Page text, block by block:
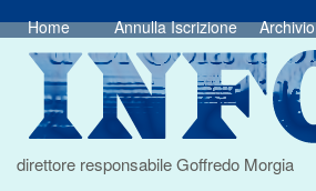
Home Annulla Iscrizione Archivio
direttore responsabile Goffredo Morgia